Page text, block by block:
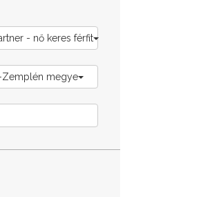
- nő keres férfit
Zemplén megye